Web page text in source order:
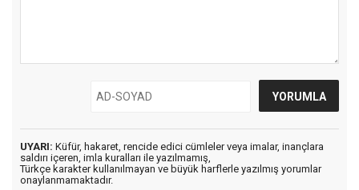
UYARI: Küfür, hakaret, rencide edici cümleler veya imalar, inançlara
saldırı içeren, imla kuralları ile yazılmamış,
Türkçe karakter kullanılmayan ve büyük harflerle yazılmış yorumlar
onaylanmamaktadır.